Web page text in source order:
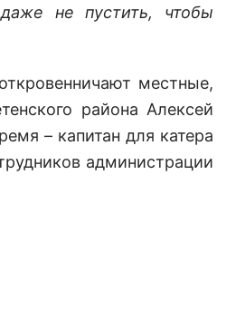
не пустить, чтобы
местные,
района Алексей
– капитан для катера
администрации